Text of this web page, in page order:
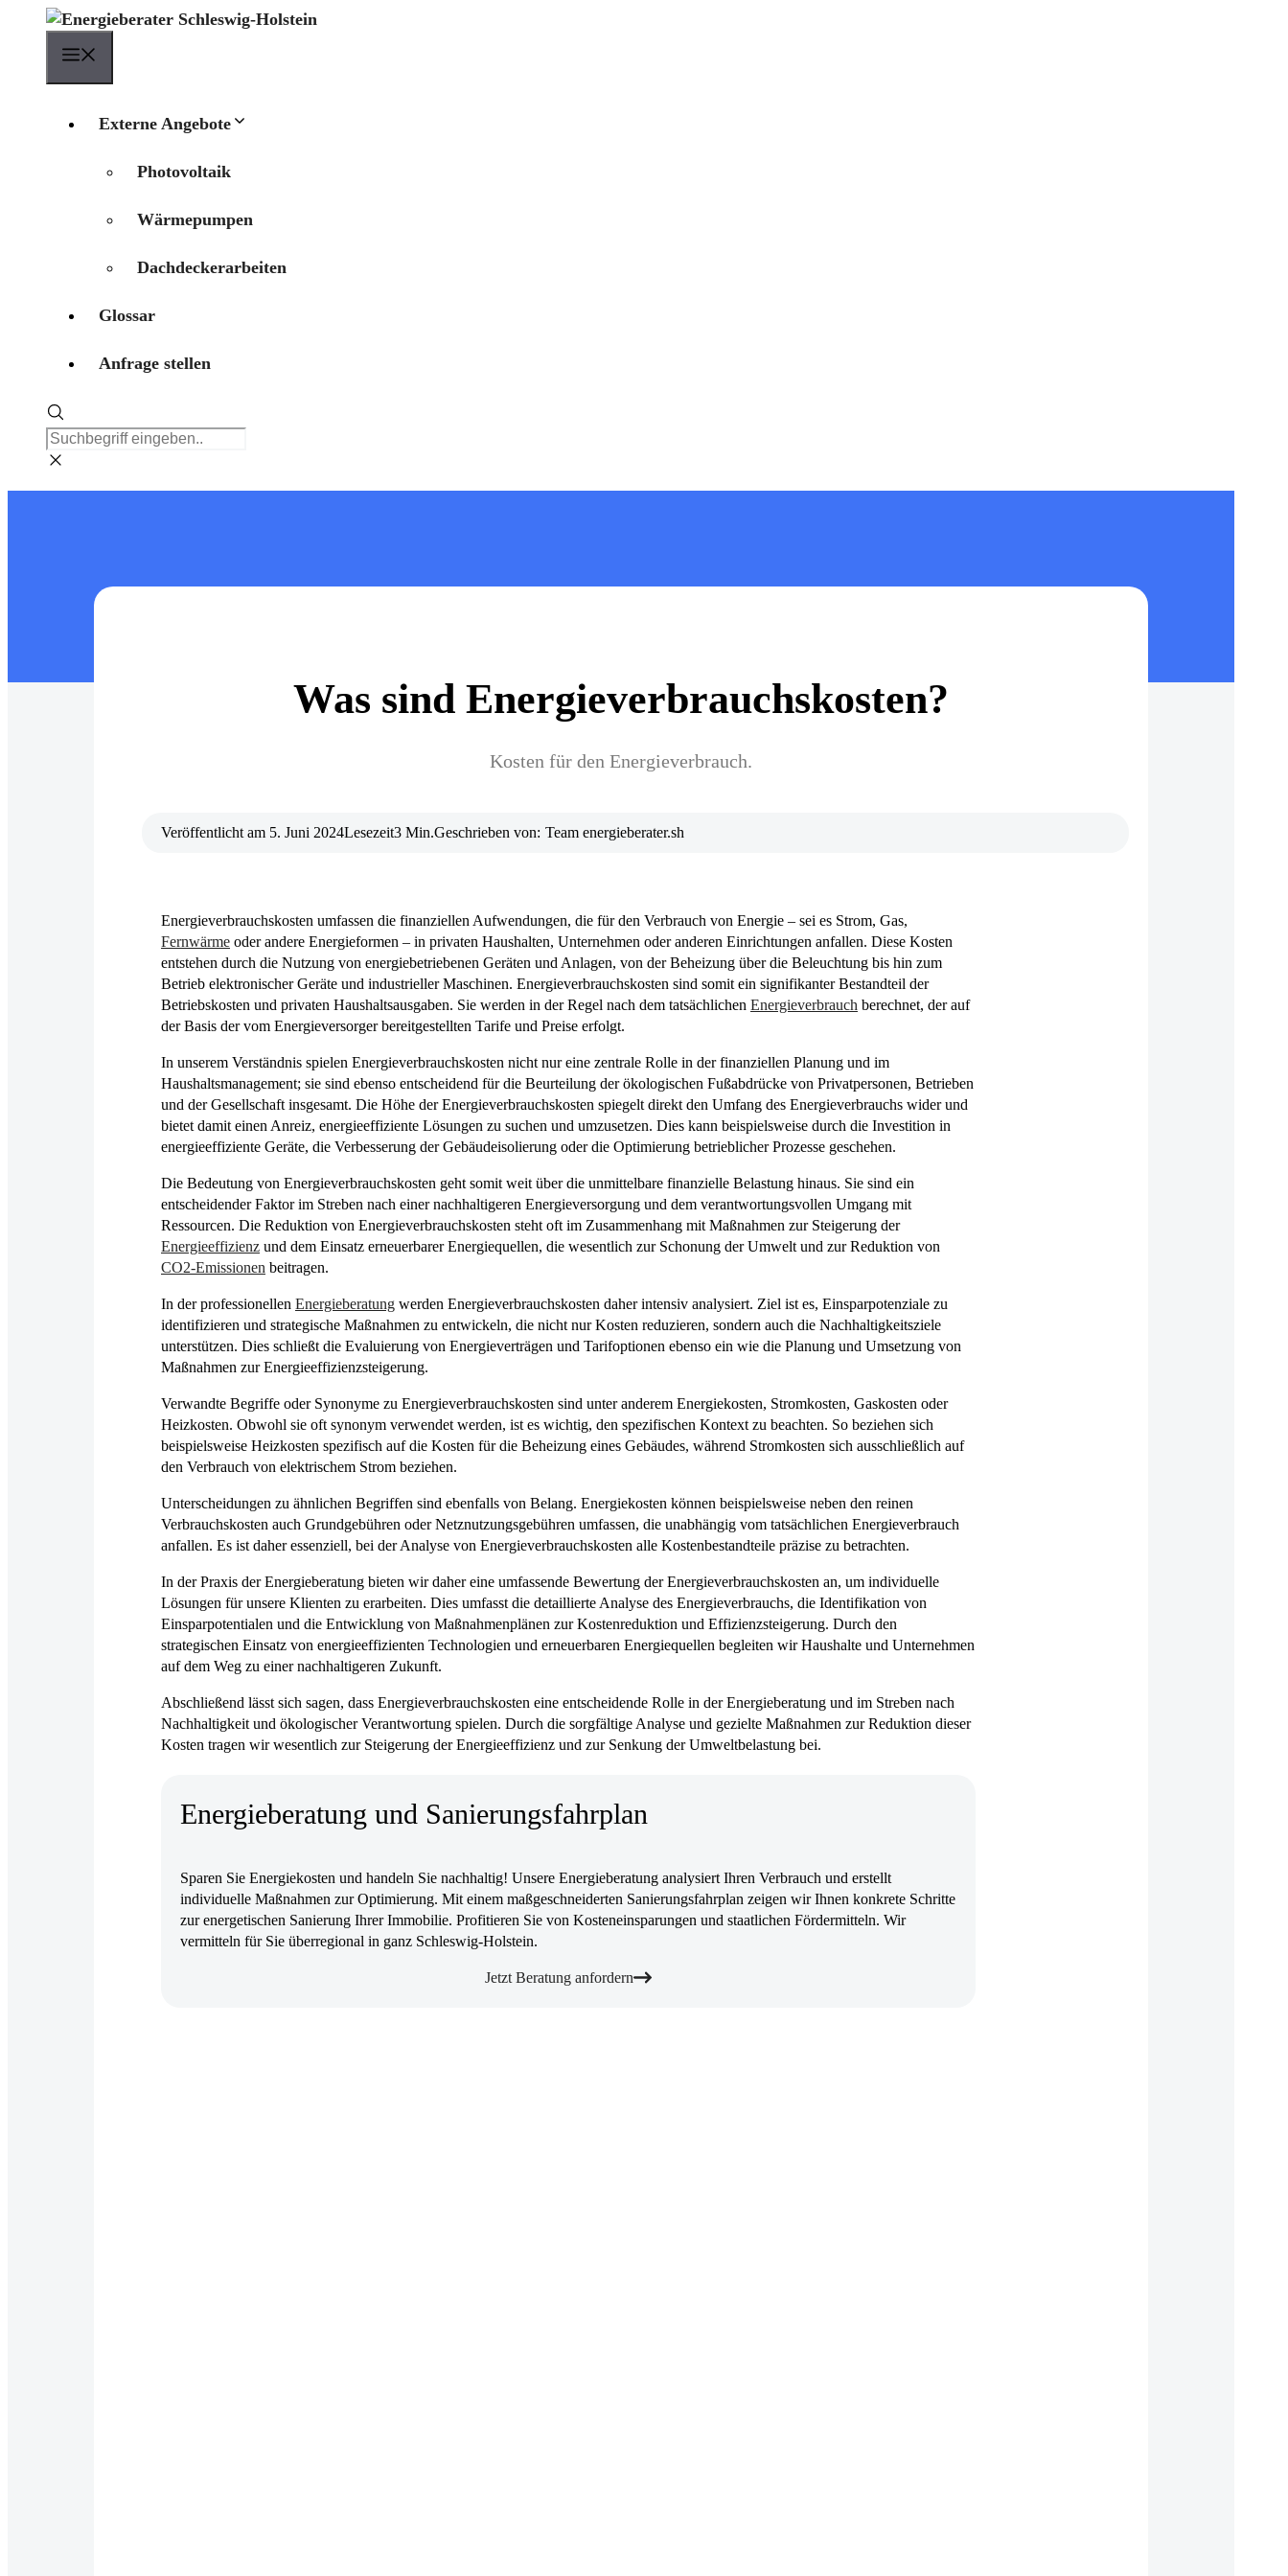
Externe Angebote
Photovoltaik
Wärmepumpen
Dachdeckerarbeiten
Glossar
Anfrage stellen
Was sind Energieverbrauchskosten?
Kosten für den Energieverbrauch.
Veröffentlicht am 5. Juni 2024Lesezeit3 Min.Geschrieben von: Team energieberater.sh
Energieverbrauchskosten umfassen die finanziellen Aufwendungen, die für den Verbrauch von Energie – sei es Strom, Gas,
Fernwärme oder andere Energieformen – in privaten Haushalten, Unternehmen oder anderen Einrichtungen anfallen. Diese Kosten
entstehen durch die Nutzung von energiebetriebenen Geräten und Anlagen, von der Beheizung über die Beleuchtung bis hin zum
Betrieb elektronischer Geräte und industrieller Maschinen. Energieverbrauchskosten sind somit ein signifikanter Bestandteil der
Betriebskosten und privaten Haushaltsausgaben. Sie werden in der Regel nach dem tatsächlichen Energieverbrauch berechnet, der auf
der Basis der vom Energieversorger bereitgestellten Tarife und Preise erfolgt.
In unserem Verständnis spielen Energieverbrauchskosten nicht nur eine zentrale Rolle in der finanziellen Planung und im
Haushaltsmanagement; sie sind ebenso entscheidend für die Beurteilung der ökologischen Fußabdrücke von Privatpersonen, Betrieben
und der Gesellschaft insgesamt. Die Höhe der Energieverbrauchskosten spiegelt direkt den Umfang des Energieverbrauchs wider und
bietet damit einen Anreiz, energieeffiziente Lösungen zu suchen und umzusetzen. Dies kann beispielsweise durch die Investition in
energieeffiziente Geräte, die Verbesserung der Gebäudeisolierung oder die Optimierung betrieblicher Prozesse geschehen.
Die Bedeutung von Energieverbrauchskosten geht somit weit über die unmittelbare finanzielle Belastung hinaus. Sie sind ein
entscheidender Faktor im Streben nach einer nachhaltigeren Energieversorgung und dem verantwortungsvollen Umgang mit
Ressourcen. Die Reduktion von Energieverbrauchskosten steht oft im Zusammenhang mit Maßnahmen zur Steigerung der
Energieeffizienz und dem Einsatz erneuerbarer Energiequellen, die wesentlich zur Schonung der Umwelt und zur Reduktion von
CO2-Emissionen beitragen.
In der professionellen Energieberatung werden Energieverbrauchskosten daher intensiv analysiert. Ziel ist es, Einsparpotenziale zu
identifizieren und strategische Maßnahmen zu entwickeln, die nicht nur Kosten reduzieren, sondern auch die Nachhaltigkeitsziele
unterstützen. Dies schließt die Evaluierung von Energieverträgen und Tarifoptionen ebenso ein wie die Planung und Umsetzung von
Maßnahmen zur Energieeffizienzsteigerung.
Verwandte Begriffe oder Synonyme zu Energieverbrauchskosten sind unter anderem Energiekosten, Stromkosten, Gaskosten oder
Heizkosten. Obwohl sie oft synonym verwendet werden, ist es wichtig, den spezifischen Kontext zu beachten. So beziehen sich
beispielsweise Heizkosten spezifisch auf die Kosten für die Beheizung eines Gebäudes, während Stromkosten sich ausschließlich auf
den Verbrauch von elektrischem Strom beziehen.
Unterscheidungen zu ähnlichen Begriffen sind ebenfalls von Belang. Energiekosten können beispielsweise neben den reinen
Verbrauchskosten auch Grundgebühren oder Netznutzungsgebühren umfassen, die unabhängig vom tatsächlichen Energieverbrauch
anfallen. Es ist daher essenziell, bei der Analyse von Energieverbrauchskosten alle Kostenbestandteile präzise zu betrachten.
In der Praxis der Energieberatung bieten wir daher eine umfassende Bewertung der Energieverbrauchskosten an, um individuelle
Lösungen für unsere Klienten zu erarbeiten. Dies umfasst die detaillierte Analyse des Energieverbrauchs, die Identifikation von
Einsparpotentialen und die Entwicklung von Maßnahmenplänen zur Kostenreduktion und Effizienzsteigerung. Durch den
strategischen Einsatz von energieeffizienten Technologien und erneuerbaren Energiequellen begleiten wir Haushalte und Unternehmen
auf dem Weg zu einer nachhaltigeren Zukunft.
Abschließend lässt sich sagen, dass Energieverbrauchskosten eine entscheidende Rolle in der Energieberatung und im Streben nach
Nachhaltigkeit und ökologischer Verantwortung spielen. Durch die sorgfältige Analyse und gezielte Maßnahmen zur Reduktion dieser
Kosten tragen wir wesentlich zur Steigerung der Energieeffizienz und zur Senkung der Umweltbelastung bei.
Energieberatung und Sanierungsfahrplan
Sparen Sie Energiekosten und handeln Sie nachhaltig! Unsere Energieberatung analysiert Ihren Verbrauch und erstellt
individuelle Maßnahmen zur Optimierung. Mit einem maßgeschneiderten Sanierungsfahrplan zeigen wir Ihnen konkrete Schritte
zur energetischen Sanierung Ihrer Immobilie. Profitieren Sie von Kosteneinsparungen und staatlichen Fördermitteln. Wir
vermitteln für Sie überregional in ganz Schleswig-Holstein.
Jetzt Beratung anfordern